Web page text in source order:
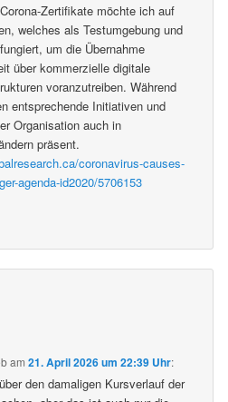
Zertifikate möchte ich auf
welches als Testumgebung und
um die Übernahme
über kommerzielle digitale
voranzutreiben. Während
entsprechende Initiativen und
Organisation auch in
präsent.
coronavirus-causes-
agenda-id2020/5706153
am21. April 2026 um 22:39 Uhr:
den damaligen Kursverlauf der